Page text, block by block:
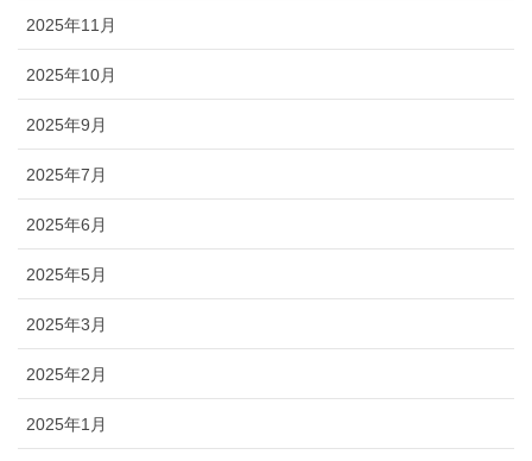
2025年11月
2025年10月
2025年9月
2025年7月
2025年6月
2025年5月
2025年3月
2025年2月
2025年1月